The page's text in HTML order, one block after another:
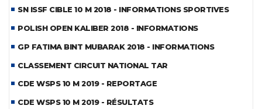
SN ISSF CIBLE 10 M 2018 - INFORMATIONS SPORTIVES
POLISH OPEN KALIBER 2018 - INFORMATIONS
GP FATIMA BINT MUBARAK 2018 - INFORMATIONS
CLASSEMENT CIRCUIT NATIONAL TAR
CDE WSPS 10 M 2019 - REPORTAGE
CDE WSPS 10 M 2019 - RÉSULTATS